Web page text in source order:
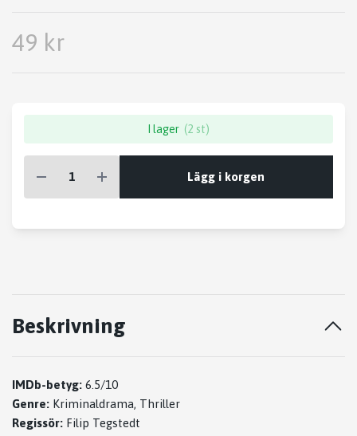
49 kr
I lager (2 st)
Lägg i korgen
Beskrivning
IMDb-betyg: 6.5/10
Genre: Kriminaldrama, Thriller
Regissör: Filip Tegstedt